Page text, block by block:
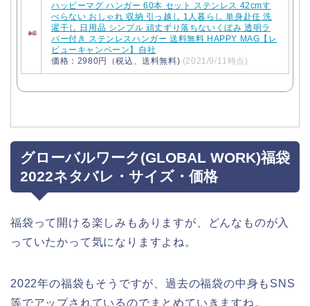
ハッピーマグ ハンガー 60本 セット ステンレス 42cmす
べらない おしゃれ 収納 引っ越し 1人暮らし 単身赴任 洗
濯干し 日用品 シンプル 頑丈ずり落ちないくぼみ 透明ラ
バー付き ステンレスハンガー 送料無料 HAPPY MAG【レ
ビューキャンペーン】自社
価格：2980円（税込、送料無料) (2021/9/11時点)
グローバルワーク(GLOBAL WORK)福袋
2022ネタバレ・サイズ・価格
福袋って開ける楽しみもありますが、どんなものが入
っていたかって気になりますよね。
2022年の福袋もそうですが、過去の福袋の中身もSNS
等でアップされているのでまとめていきますね。